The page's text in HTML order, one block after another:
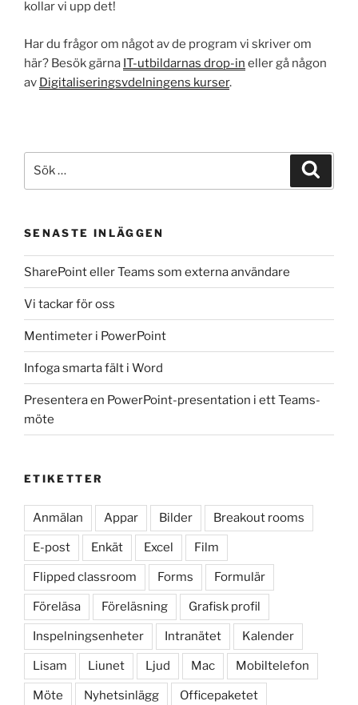
kollar vi upp det!
Har du frågor om något av de program vi skriver om
här? Besök gärna IT-utbildarnas drop-in eller gå någon
av Digitaliseringsvdelningens kurser.
efter:
SENASTE INLÄGGEN
SharePoint eller Teams som externa användare
Vi tackar för oss
Mentimeter i PowerPoint
Infoga smarta fält i Word
Presentera en PowerPoint-presentation i ett Teams-
möte
ETIKETTER
Anmälan Appar Bilder Breakout rooms
E-post Enkät Excel Film
Flipped classroom Forms Formulär
Föreläsa Föreläsning Grafisk profil
Inspelningsenheter Intranätet Kalender
Lisam Liunet Ljud Mac Mobiltelefon
Möte Nyhetsinlägg Officepaketet